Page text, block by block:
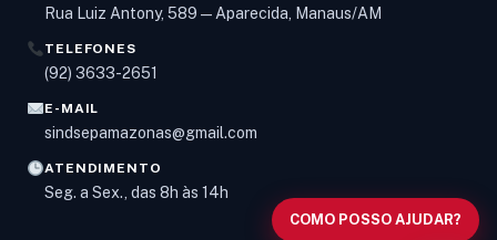
Rua Luiz Antony, 589 — Aparecida, Manaus/AM
TELEFONES
(92) 3633-2651
E-MAIL
sindsepamazonas@gmail.com
ATENDIMENTO
Seg. a Sex., das 8h às 14h
COMO POSSO AJUDAR?
Olá! Digite um assunto e vou buscar em nossas